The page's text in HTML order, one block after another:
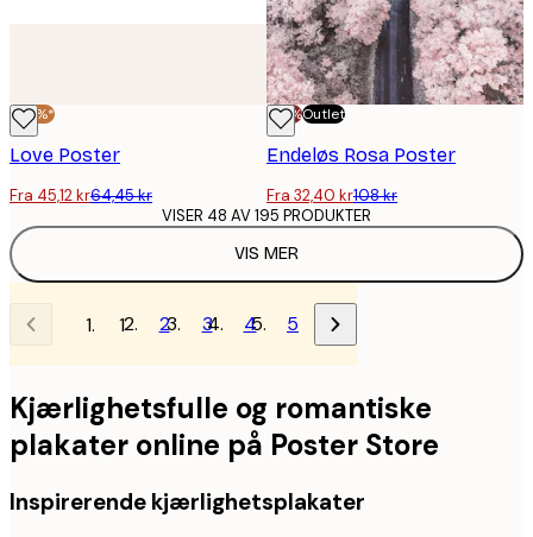
-30%*
Love Poster
Fra 45,12 kr64,45 kr
-70%Outlet
Endeløs Rosa Poster
Fra 32,40 kr108 kr
VIS MER
VISER 48 AV 195 PRODUKTER
1 2 3 4 5
Kjærlighetsfulle og romantiske
plakater online på Poster Store
Inspirerende kjærlighetsplakater